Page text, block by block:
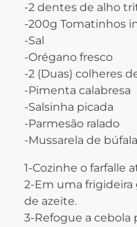
-2 dentes de alho
-200g Tomatinhos
-Sal
-Orégano fresco
-2 (Duas) colheres
-Pimenta calabresa
-Salsinha picada
-Parmesão ralado
-Mussarela de búfala
1-Cozinhe o farfalle
2-Em uma
de azeite.
3-Refogue a cebola